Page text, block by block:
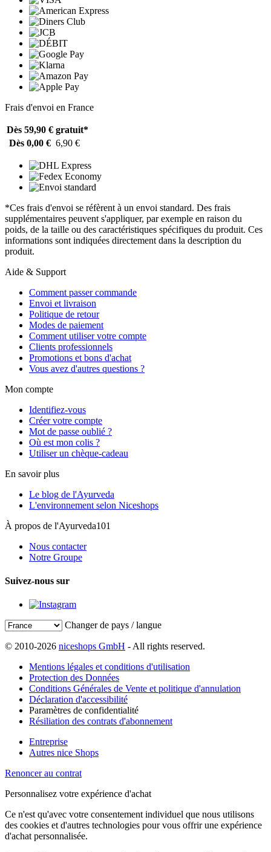
Frais d'envoi en France
Dès 59,90 € gratuit*
Dès 0,00 € 6,90 €
*Ces frais d'envoi se réfèrent à un envoi standard. Des frais
supplémentaires peuvent s'appliquer, par exemple en raison du
poids, de la taille ou des caractéristiques spécifiques du produit. Ces
informations sont indiquées directement dans la description du
produit.
Aide & Support
Comment passer commande
Envoi et livraison
Politique de retour
Modes de paiement
Comment utiliser votre compte
Clients professionnels
Promotions et bons d'achat
Vous avez d'autres questions ?
Mon compte
Identifiez-vous
Créer votre compte
Mot de passe oublié ?
Où est mon colis ?
Utiliser un chèque-cadeau
En savoir plus
Le blog de l'Ayurveda
L'environnement selon Niceshops
À propos de l'Ayurveda101
Nous contacter
Notre Groupe
Suivez-nous sur
Changer de pays / langue
© 2010-2026 niceshops GmbH - All rights reserved.
Mentions légales et conditions d'utilisation
Protection des Données
Conditions Générales de Vente et politique d'annulation
Déclaration d'accessibilité
Paramètres de confidentialité
Résiliation des contrats d'abonnement
Entreprise
Autres nice Shops
Renoncer au contrat
Personnalisez votre expérience d'achat
Ce n'est qu'avec votre consentement individuel que nous utilisons
des cookies et d'autres technologies pour vous offrir une expérience
d'achat personnalisée.